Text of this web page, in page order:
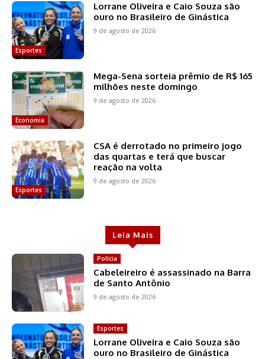
Esportes
Lorrane Oliveira e Caio Souza são
ouro no Brasileiro de Ginástica
9 de agosto de 2026
Economia
Mega-Sena sorteia prêmio de R$ 165
milhões neste domingo
9 de agosto de 2026
Esportes
CSA é derrotado no primeiro jogo
das quartas e terá que buscar
reação na volta
9 de agosto de 2026
Leia Mais
Polícia
Cabeleireiro é assassinado na Barra
de Santo Antônio
9 de agosto de 2026
Esportes
Lorrane Oliveira e Caio Souza são
ouro no Brasileiro de Ginástica